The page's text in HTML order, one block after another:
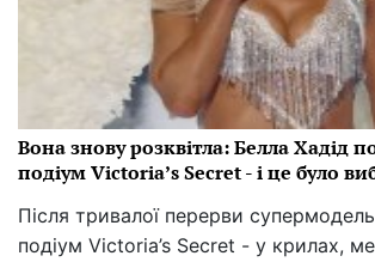
Вона знову розквітла: Белла Хадід
подіум Victoria’s Secret - і це було
Після тривалої перерви
подіум Victoria’s Secret - у крилах,